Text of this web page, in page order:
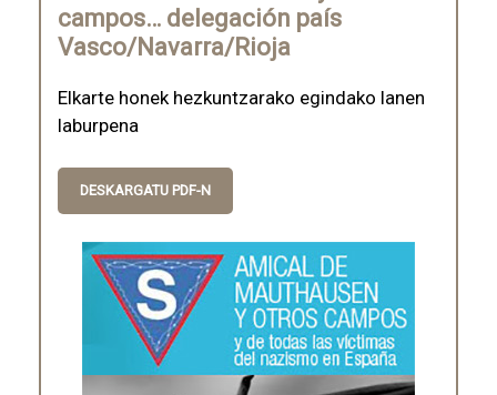
campos… delegación país
Vasco/Navarra/Rioja
Elkarte honek hezkuntzarako egindako lanen
laburpena
DESKARGATU PDF-N